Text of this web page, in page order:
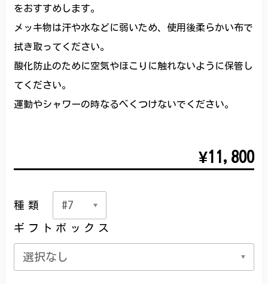
をおすすめします。
メッキ物は汗や水などに弱いため、使用後柔らかい布で
拭き取ってください。
酸化防止のために空気やほこりに触れないように保管し
てください。
運動やシャワーの時なるべくつけないでください。
¥11,800
種類
ギフトボックス